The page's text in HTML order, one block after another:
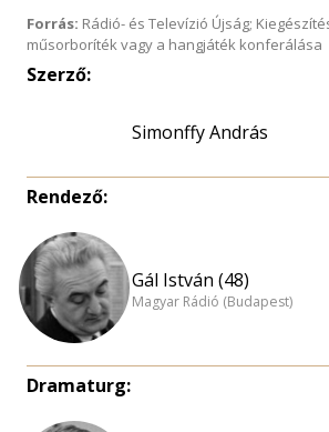
Forrás: Rádió- és Televízió Újság;
műsorboríték vagy a hangjáték konferálása
Szerző:
Simonffy András
Rendező:
Gál István (48)
Magyar Rádió (Budapest)
Dramaturg: